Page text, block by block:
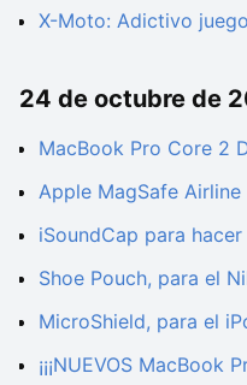
X-Moto: Adictivo
24 de octubre de
MacBook Pro Core 2
Apple MagSafe Airline
iSoundCap para
Shoe Pouch, para el
MicroShield, para el
¡¡¡NUEVOS MacBook